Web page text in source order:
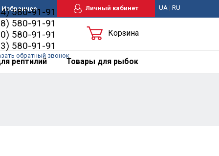
Избранное Личный кабинет UA| RU
580-91-91
580-91-91
580-91-91
580-91-91
обратный звонок
Корзина
рептилий Товары для рыбок